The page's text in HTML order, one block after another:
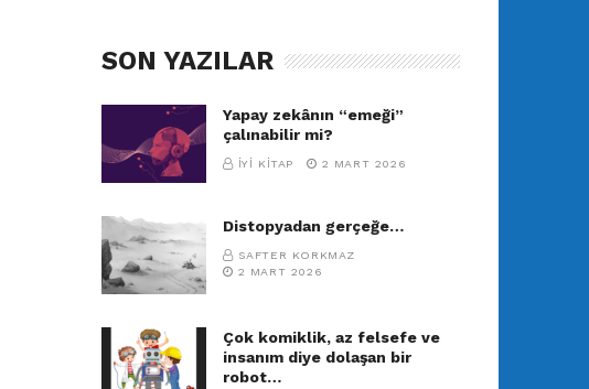
SON YAZILAR
Yapay zekânın “emeği”
çalınabilir mi?
İYI KITAP 2 MART 2026
Distopyadan gerçeğe…
SAFTER KORKMAZ
2 MART 2026
Çok komiklik, az felsefe ve
insanım diye dolaşan bir
robot…